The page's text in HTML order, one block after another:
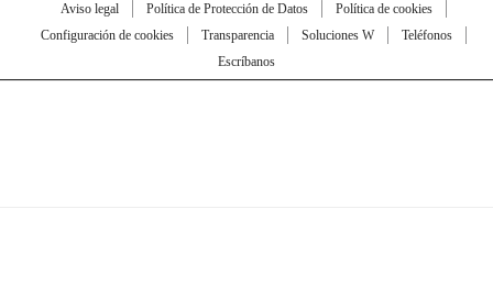
Aviso legal Política de Protección de Datos
Política de cookies
Configuración de cookies
Transparencia Soluciones W
Teléfonos
Escríbanos